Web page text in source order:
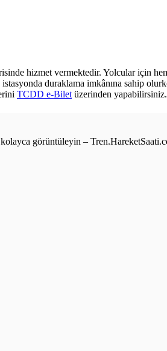
hizmet vermektedir. Yolcular için
duraklama imkânına sahip
TCDD e-Bilet üzerinden yapabilirsiniz.
görüntüleyin –